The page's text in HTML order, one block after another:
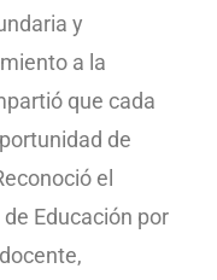
y
a la
que cada
de
el
Educación por